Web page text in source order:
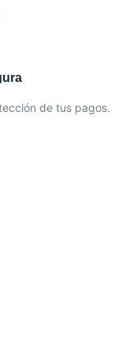
de tus pagos.